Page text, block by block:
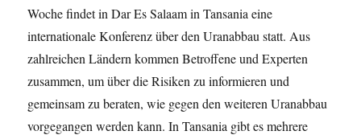
Woche findet in Dar Es Salaam in Tansania eine
internationale Konferenz über den Uranabbau statt. Aus
zahlreichen Ländern kommen Betroffene und Experten
zusammen, um über die Risiken zu informieren und
gemeinsam zu beraten, wie gegen den weiteren Uranabbau
vorgegangen werden kann. In Tansania gibt es mehrere